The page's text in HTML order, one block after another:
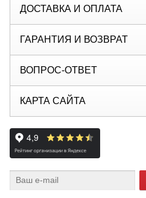
ДОСТАВКА И ОПЛАТА
ГАРАНТИЯ И ВОЗВРАТ
ВОПРОС-ОТВЕТ
КАРТА САЙТА